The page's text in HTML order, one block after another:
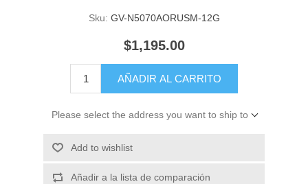
Sku: GV-N5070AORUSM-12G
$1,195.00
AÑADIR AL CARRITO
Please select the address you want to ship to
Add to wishlist
Añadir a la lista de comparación